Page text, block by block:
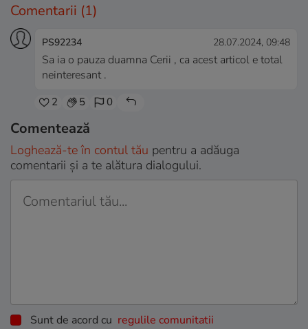
Comentarii (1)
PS92234 28.07.2024, 09:48
Sa ia o pauza duamna Cerii , ca acest articol e total
neinteresant .
2 5 0
Comentează
Loghează-te în contul tău pentru a adăuga
comentarii și a te alătura dialogului.
Sunt de acord cu regulile comunitatii